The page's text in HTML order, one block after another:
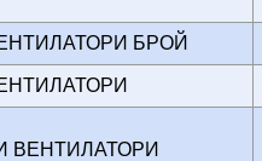
БРОЙ
ВЕНТИЛАТОРИ